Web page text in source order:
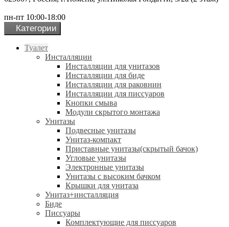
пн-пт 10:00-18:00
Категории
Туалет
Инсталляции
Инсталляции для унитазов
Инсталляции для биде
Инсталляции для раковнин
Инсталляции для писсуаров
Кнопки смыва
Модули скрытого монтажа
Унитазы
Подвесные унитазы
Унитаз-компакт
Приставные унитазы(скрытый бачок)
Угловые унитазы
Электронные унитазы
Унитазы с высоким бачком
Крышки для унитаза
Унитаз+инсталляция
Биде
Писсуары
Комплектующие для писсуаров